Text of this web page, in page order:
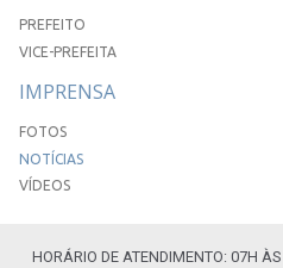
PREFEITO
VICE-PREFEITA
IMPRENSA
FOTOS
NOTÍCIAS
VÍDEOS
HORÁRIO DE ATENDIMENTO: 07H